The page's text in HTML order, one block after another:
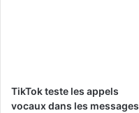
k
TikTok teste les appels
vocaux dans les messages